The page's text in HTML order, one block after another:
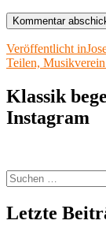
Veröffentlicht in
Teilen,
Klassik
Instagram
Suchen
nach:
Letzte